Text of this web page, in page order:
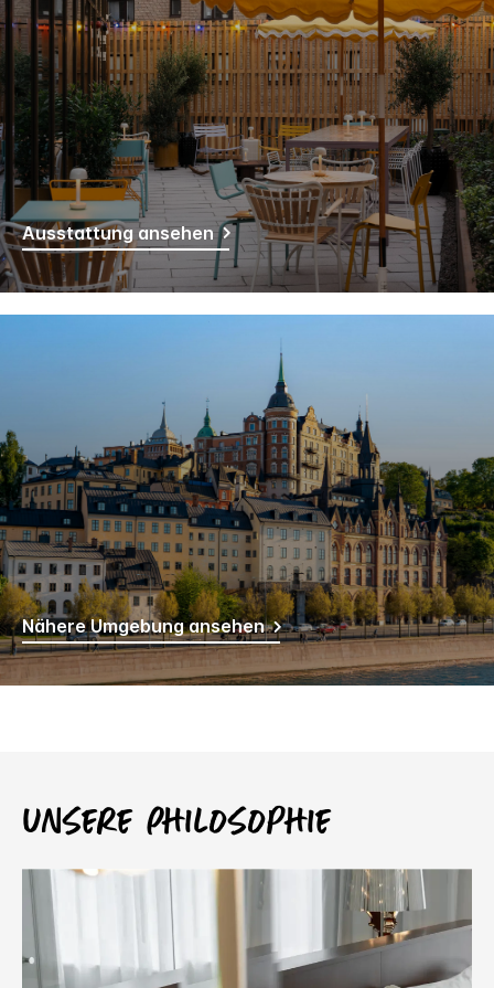
Ausstattung ansehen
Nähere Umgebung ansehen
Unsere Philosophie